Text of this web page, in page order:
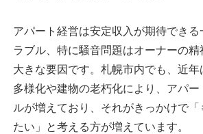
アパート経営は安定収入が期待できる
ラブル、特に騒音問題はオーナーの精
大きな要因です。札幌市内でも、近
多様化や建物の老朽化により、アパ
ルが増えており、それがきっかけで
たい」と考える方が増えています。